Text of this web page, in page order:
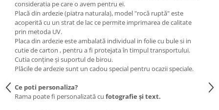
consideratia pe care o avem pentru ei.
Placă din ardezie (piatra naturala), model "rocă ruptă" este
acoperită cu un strat de lac ce permite imprimarea de calitate
prin metoda UV.
Placa din ardezie este ambalată individual in folie cu bule si in
cutie de carton , pentru a fi protejata în timpul transportului.
Cutia conține și suportul de birou.
Plăcile de ardezie sunt un cadou special pentru ocazii speciale.
Ce poti personaliza?
Rama poate fi personalizată cu fotografie și text.